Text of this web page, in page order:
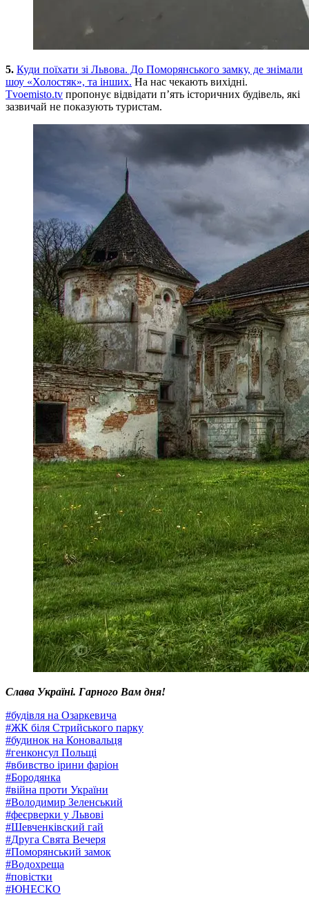
5. Куди поїхати зі Львова. До Поморянського замку, де знімали
шоу «Холостяк», та інших. На нас чекають вихідні.
Tvoemisto.tv пропонує відвідати п’ять історичних будівель, які
зазвичай не показують туристам.
Слава Україні. Гарного Вам дня!
#будівля на Озаркевича
#ЖК біля Стрийського парку
#будинок на Коновальця
#генконсул Польщі
#вбивство ірини фаріон
#Бородянка
#війна проти України
#Володимир Зеленський
#феєрверки у Львові
#Шевченківский гай
#Друга Свята Вечеря
#Поморянський замок
#Водохреща
#повістки
#ЮНЕСКО